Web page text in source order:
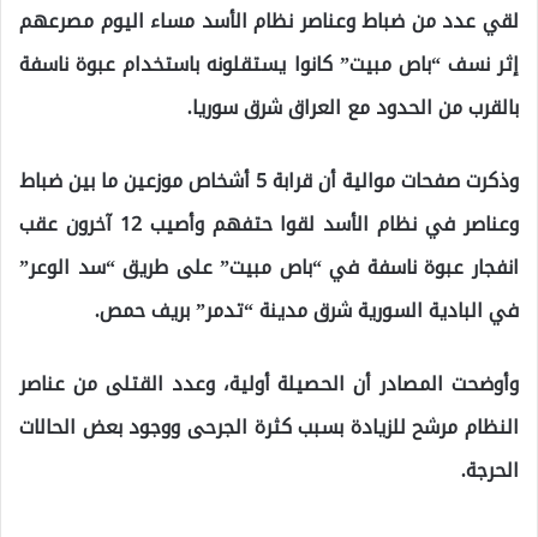
لقي عدد من ضباط وعناصر نظام الأسد مساء اليوم مصرعهم
إثر نسف “باص مبيت” كانوا يستقلونه باستخدام عبوة ناسفة
بالقرب من الحدود مع العراق شرق سوريا.
وذكرت صفحات موالية أن قرابة 5 أشخاص موزعين ما بين ضباط
وعناصر في نظام الأسد لقوا حتفهم وأصيب 12 آخرون عقب
انفجار عبوة ناسفة في “باص مبيت” على طريق “سد الوعر”
في البادية السورية شرق مدينة “تدمر” بريف حمص.
وأوضحت المصادر أن الحصيلة أولية، وعدد القتلى من عناصر
النظام مرشح للزيادة بسبب كثرة الجرحى ووجود بعض الحالات
الحرجة.